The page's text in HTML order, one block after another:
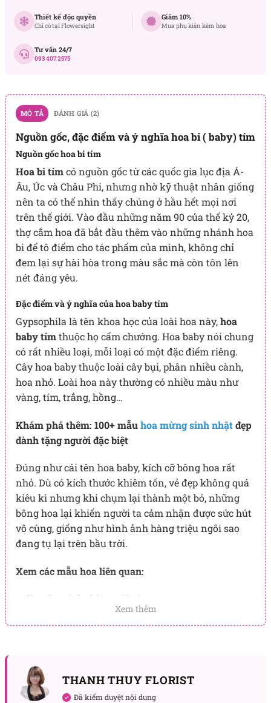
Thiết kế độc quyền
Chỉ có tại Flowersight
Giảm 10%
Mua phụ kiện kèm hoa
Tư vấn 24/7
093 407 2575
MÔ TẢ ĐÁNH GIÁ (2)
Nguồn gốc, đặc điểm và ý nghĩa hoa bi ( baby) tím
Nguồn gốc hoa bi tím
Hoa bi tímcó nguồn gốc từ các quốc gia lục địa Á-
Âu, Úc và Châu Phi, nhưng nhờ kỹ thuật nhân giống
nên ta có thể nhìn thấy chúng ở hầu hết mọi nơi
trên thế giới. Vào đầu những năm 90 của thế kỷ 20,
thợ cắm hoa đã bắt đầu thêm vào những nhánh hoa
bi để tô điểm cho tác phẩm của mình, không chỉ
đem lại sự hài hòa trong màu sắc mà còn tôn lên
nét đáng yêu.
Đặc điểm và ý nghĩa của hoa baby tím
Gypsophila là tên khoa học của loài hoa này,hoa
baby tímthuộc họ cẩm chướng. Hoa baby nói chung
có rất nhiều loại, mỗi loại có một đặc điểm riêng.
Cây hoa baby thuộc loài cây bụi, phân nhiều cành,
hoa nhỏ. Loài hoa này thường có nhiều màu như
vàng, tím, trắng, hồng…
Khám phá thêm: 100+ mẫuhoa mừng sinh nhậtđẹp
dành tặng người đặc biệt
Đúng như cái tên hoa baby, kích cỡ bông hoa rất
nhỏ. Dù có kích thước khiêm tốn, vẻ đẹp không quá
kiêu kì nhưng khi chụm lại thành một bó, những
bông hoa lại khiến người ta cảm nhận được sức hút
vô cùng, giống như hình ảnh hàng triệu ngôi sao
đang tụ lại trên bầu trời.
Xem các mẫu hoa liên quan:
Hoa tặng sinh nhật người yêu
Xem thêm
THANH THUY FLORIST
Đã kiểm duyệt nội dung